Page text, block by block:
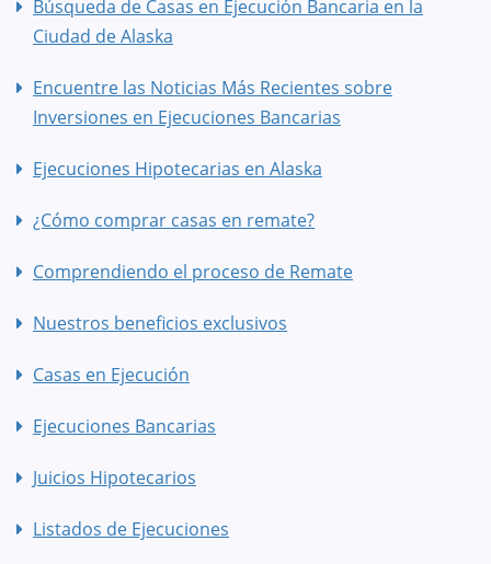
Búsqueda de Casas en Ejecución Bancaria en la
Ciudad de Alaska
Encuentre las Noticias Más Recientes sobre
Inversiones en Ejecuciones Bancarias
Ejecuciones Hipotecarias en Alaska
¿Cómo comprar casas en remate?
Comprendiendo el proceso de Remate
Nuestros beneficios exclusivos
Casas en Ejecución
Ejecuciones Bancarias
Juicios Hipotecarios
Listados de Ejecuciones